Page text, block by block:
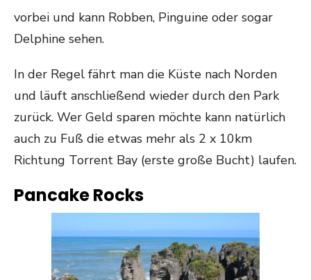
vorbei und kann Robben, Pinguine oder sogar
Delphine sehen.
In der Regel fährt man die Küste nach Norden
und läuft anschließend wieder durch den Park
zurück. Wer Geld sparen möchte kann natürlich
auch zu Fuß die etwas mehr als 2 x 10km
Richtung Torrent Bay (erste große Bucht) laufen.
Pancake Rocks